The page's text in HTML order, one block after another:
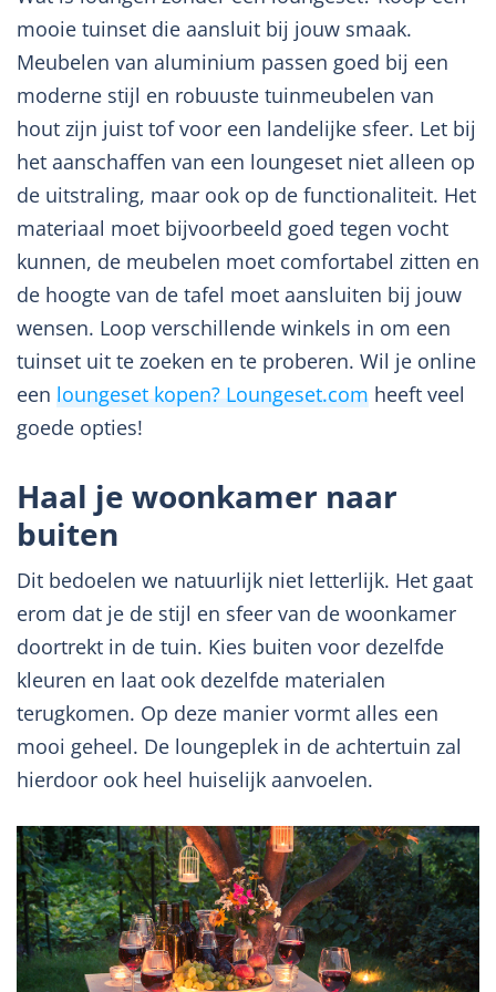
mooie tuinset die aansluit bij jouw smaak.
Meubelen van aluminium passen goed bij een
moderne stijl en robuuste tuinmeubelen van
hout zijn juist tof voor een landelijke sfeer. Let bij
het aanschaffen van een loungeset niet alleen op
de uitstraling, maar ook op de functionaliteit. Het
materiaal moet bijvoorbeeld goed tegen vocht
kunnen, de meubelen moet comfortabel zitten en
de hoogte van de tafel moet aansluiten bij jouw
wensen. Loop verschillende winkels in om een
tuinset uit te zoeken en te proberen. Wil je online
een loungeset kopen? Loungeset.com heeft veel
goede opties!
Haal je woonkamer naar
buiten
Dit bedoelen we natuurlijk niet letterlijk. Het gaat
erom dat je de stijl en sfeer van de woonkamer
doortrekt in de tuin. Kies buiten voor dezelfde
kleuren en laat ook dezelfde materialen
terugkomen. Op deze manier vormt alles een
mooi geheel. De loungeplek in de achtertuin zal
hierdoor ook heel huiselijk aanvoelen.